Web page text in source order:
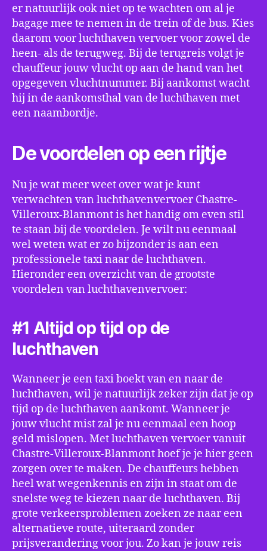
er natuurlijk ook niet op te wachten om al je
bagage mee te nemen in de trein of de bus. Kies
daarom voor luchthaven vervoer voor zowel de
heen- als de terugweg. Bij de terugreis volgt je
chauffeur jouw vlucht op aan de hand van het
opgegeven vluchtnummer. Bij aankomst wacht
hij in de aankomsthal van de luchthaven met
een naambordje.
De voordelen op een rijtje
Nu je wat meer weet over wat je kunt
verwachten van luchthavenvervoer Chastre-
Villeroux-Blanmont is het handig om even stil
te staan bij de voordelen. Je wilt nu eenmaal
wel weten wat er zo bijzonder is aan een
professionele taxi naar de luchthaven.
Hieronder een overzicht van de grootste
voordelen van luchthavenvervoer:
#1 Altijd op tijd op de
luchthaven
Wanneer je een taxi boekt van en naar de
luchthaven, wil je natuurlijk zeker zijn dat je op
tijd op de luchthaven aankomt. Wanneer je
jouw vlucht mist zal je nu eenmaal een hoop
geld mislopen. Met luchthaven vervoer vanuit
Chastre-Villeroux-Blanmont hoef je je hier geen
zorgen over te maken. De chauffeurs hebben
heel wat wegenkennis en zijn in staat om de
snelste weg te kiezen naar de luchthaven. Bij
grote verkeersproblemen zoeken ze naar een
alternatieve route, uiteraard zonder
prijsverandering voor jou. Zo kan je jouw reis